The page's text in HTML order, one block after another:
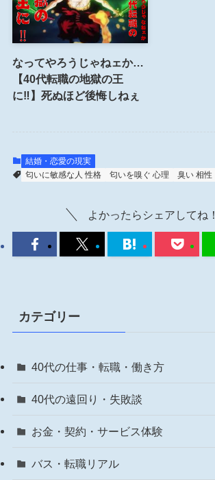
なってやろうじゃねェか…
【40代転職の地獄の王
に‼︎】死ぬほど後悔しねぇ
結婚・恋愛の現実
匂いに敏感な人 性格
匂いを嗅ぐ 心理 臭い 相性
よかったらシェアしてね！
カテゴリー
40代の仕事・転職・働き方
40代の遠回り・失敗談
お金・契約・サービス体験
バス・転職リアル